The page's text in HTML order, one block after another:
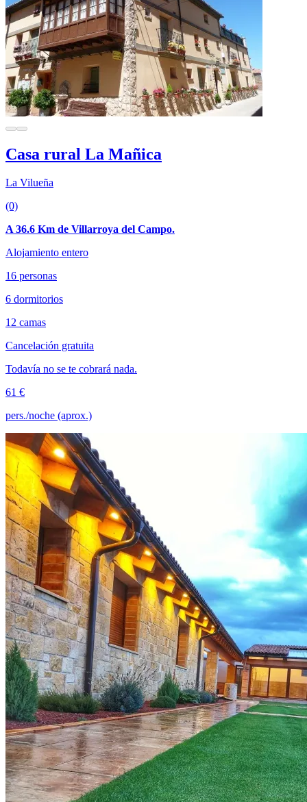
Casa rural La Mañica
La Vilueña
(0)
A 36.6 Km de Villarroya del Campo.
Alojamiento entero
16 personas
6 dormitorios
12 camas
Cancelación gratuita
Todavía no se te cobrará nada.
61 €
pers./noche (aprox.)